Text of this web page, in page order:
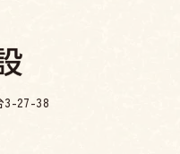
27-38